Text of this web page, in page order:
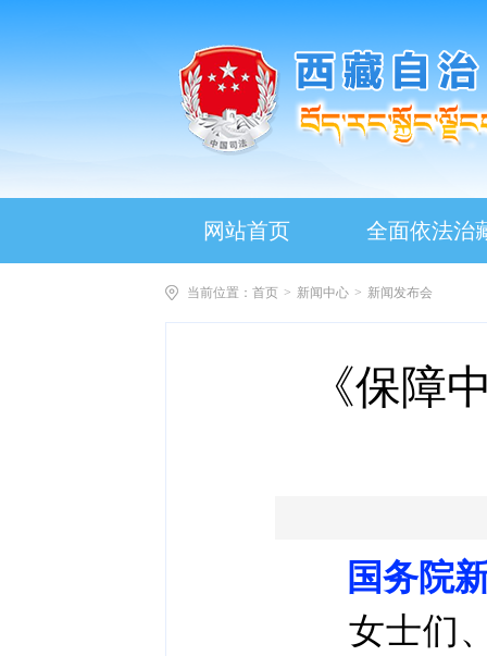
网站首页 全面依法治
当前位置： 首页 > 新闻中心 > 新闻发布会
《保障
国务院
女士们、